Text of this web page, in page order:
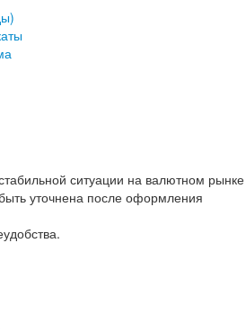
ситуации на валютном рынке
уточнена после оформления